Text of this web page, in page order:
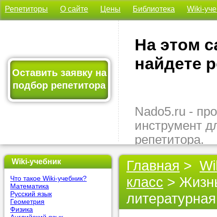
Репетиторы О сайте Цены Библиотека Wiki-
Оставить заявку на
подбор репетитора
На этом
найдете
Nado5.ru -
инструмент
репетитора.
Здесь вы
подходящего
быстро,
бесплатно.
Wiki-учебник
Что такое Wiki-учебник?
Математика
Русский язык
Геометрия
Физика
Главная >
класс >